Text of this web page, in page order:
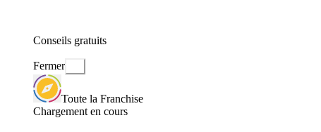
Conseils gratuits
Fermer
Toute la Franchise
Chargement en cours